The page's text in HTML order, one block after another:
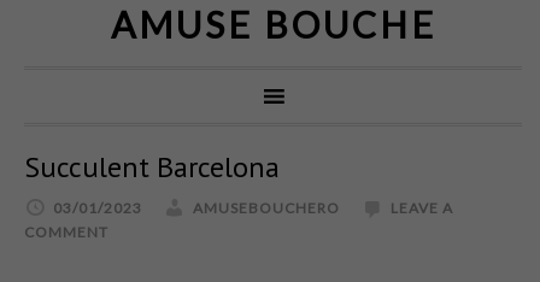
AMUSE BOUCHE
Succulent Barcelona
03/01/2023 AMUSEBOUCHERO
LEAVE A
COMMENT